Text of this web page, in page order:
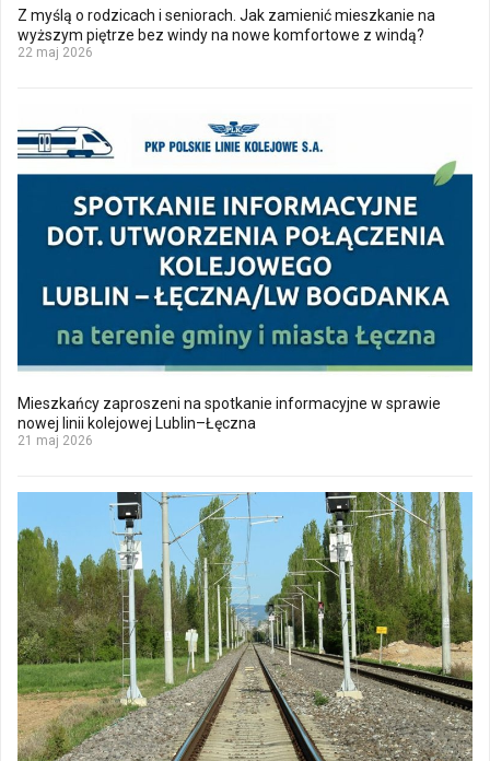
Z myślą o rodzicach i seniorach. Jak zamienić mieszkanie na
wyższym piętrze bez windy na nowe komfortowe z windą?
22 maj 2026
Mieszkańcy zaproszeni na spotkanie informacyjne w sprawie
nowej linii kolejowej Lublin–Łęczna
21 maj 2026